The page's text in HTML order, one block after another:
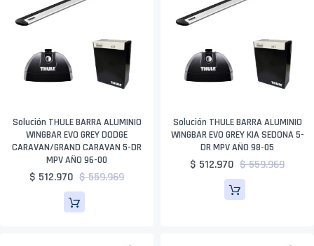
Solución THULE BARRA ALUMINIO
WINGBAR EVO GREY DODGE
CARAVAN/GRAND CARAVAN 5-DR
MPV AÑO 96-00
$ 512.970 $ 559.969
Solución THULE BARRA ALUMINIO
WINGBAR EVO GREY KIA SEDONA 5-
DR MPV AÑO 98-05
$ 512.970 $ 559.969